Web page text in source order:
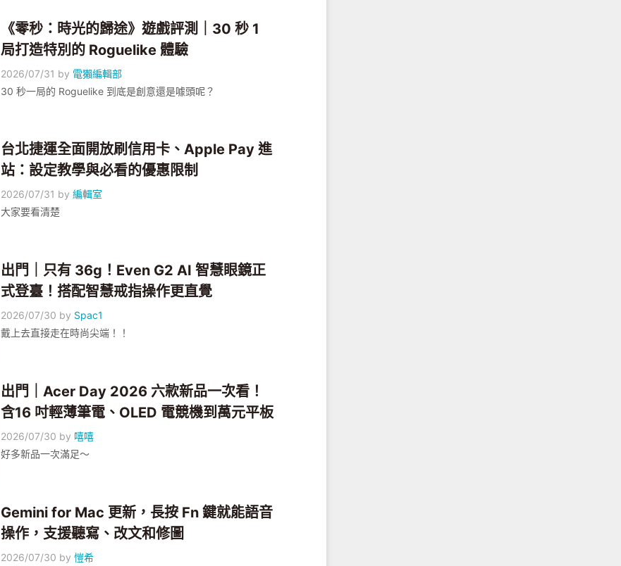
《零秒：時光的歸途》遊戲評測｜30 秒 1
局打造特別的 Roguelike 體驗
2026/07/31 by 電獺編輯部
30 秒一局的 Roguelike 到底是創意還是噱頭呢？
台北捷運全面開放刷信用卡、Apple Pay 進
站：設定教學與必看的優惠限制
2026/07/31 by編輯室
大家要看清楚
出門｜只有 36g！Even G2 AI 智慧眼鏡正
式登臺！搭配智慧戒指操作更直覺
2026/07/30 by Spac1
戴上去直接走在時尚尖端！！
出門｜Acer Day 2026 六款新品一次看！
含16 吋輕薄筆電、OLED 電競機到萬元平板
2026/07/30 by 嘻嘻
好多新品一次滿足～
Gemini for Mac 更新，長按 Fn 鍵就能語音
操作，支援聽寫、改文和修圖
2026/07/30 by愷希